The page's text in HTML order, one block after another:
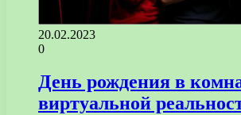
20.02.2023
0
День рождения в
виртуальной